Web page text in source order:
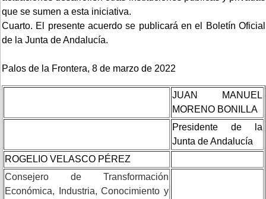
que se sumen a esta iniciativa.
Cuarto. El presente acuerdo se publicará en el Boletín Oficial
de la Junta de Andalucía.
Palos de la Frontera, 8 de marzo de 2022
JUAN MANUEL
MORENO BONILLA
Presidente de la
Junta de Andalucía
ROGELIO VELASCO PÉREZ
Consejero de Transformación
Económica, Industria, Conocimiento y